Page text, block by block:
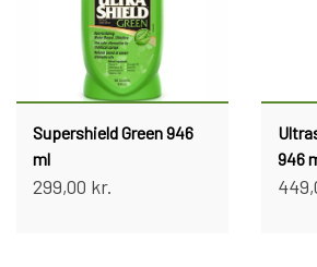
Om os
Kontakt
Supershield Green 946
ml
299,00 kr.
946